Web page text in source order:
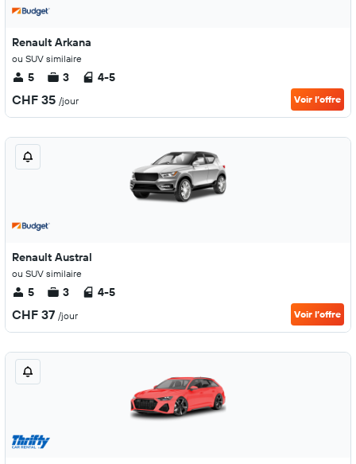
Renault Arkana
ou SUV similaire
5 3 4-5
CHF 35 /jour Voir l’offre
Renault Austral
ou SUV similaire
5 3 4-5
CHF 37 /jour Voir l’offre